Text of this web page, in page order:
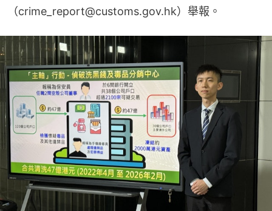
（crime_report@customs.gov.hk）舉報。